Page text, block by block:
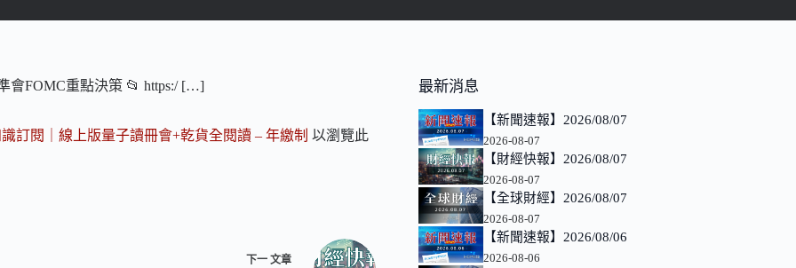
會FOMC重點決策 📂 https:/ […]
訂閱｜線上版量子讀冊會+乾貨全閱讀 – 年繳制 以瀏覽此
下一 文章
最新消息
【新聞速報】2026/08/07
2026-08-07
【財經快報】2026/08/07
2026-08-07
【全球財經】2026/08/07
2026-08-07
【新聞速報】2026/08/06
2026-08-06